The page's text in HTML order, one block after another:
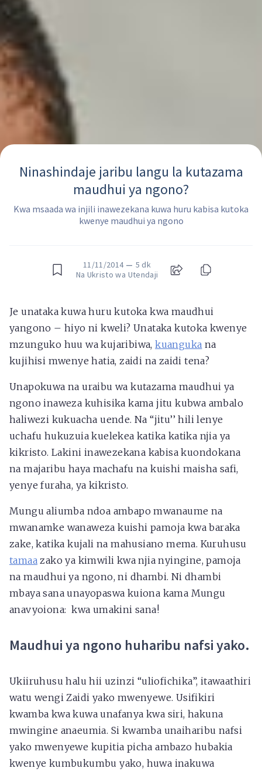
Ninashindaje jaribu langu la kutazama
maudhui ya ngono?
Kwa msaada wa injili inawezekana kuwa huru kabisa kutoka
kwenye maudhui ya ngono
11/11/2014 — 5 dk
Na Ukristo wa Utendaji
Je unataka kuwa huru kutoka kwa maudhui
yangono – hiyo ni kweli? Unataka kutoka kwenye
mzunguko huu wa kujaribiwa,kuanguka na
kujihisi mwenye hatia, zaidi na zaidi tena?
Unapokuwa na uraibu wa kutazama maudhui ya
ngono inaweza kuhisika kama jitu kubwa ambalo
haliwezi kukuacha uende. Na “jitu’’ hili lenye
uchafu hukuzuia kuelekea katika katika njia ya
kikristo. Lakini inawezekana kabisa kuondokana
na majaribu haya machafu na kuishi maisha safi,
yenye furaha, ya kikristo.
Mungu aliumba ndoa ambapo mwanaume na
mwanamke wanaweza kuishi pamoja kwa baraka
zake, katika kujali na mahusiano mema. Kuruhusu
tamaa zako ya kimwili kwa njia nyingine, pamoja
na maudhui ya ngono, ni dhambi. Ni dhambi
mbaya sana unayopaswa kuiona kama Mungu
anavyoiona: kwa umakini sana!
Maudhui ya ngono huharibu nafsi yako.
Ukiiruhusu halu hii uzinzi “uliofichika”, itawaathiri
watu wengi Zaidi yako mwenyewe. Usifikiri
kwamba kwa kuwa unafanya kwa siri, hakuna
mwingine anaeumia. Si kwamba unaiharibu nafsi
yako mwenyewe kupitia picha ambazo hubakia
kwenye kumbukumbu yako, huwa inakuwa